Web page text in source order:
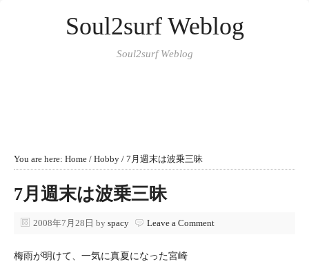
Soul2surf Weblog
Soul2surf Weblog
You are here: Home / Hobby / 7月週末は波乗三昧
7月週末は波乗三昧
2008年7月28日 by spacy Leave a Comment
梅雨が明けて、一気に真夏になった宮崎